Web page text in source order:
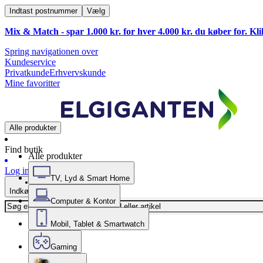
Indtast postnummer Vælg
Mix & Match - spar 1.000 kr. for hver 4.000 kr. du køber for.
Spring navigationen over
Kundeservice
PrivatkundeErhvervskunde
Mine favoritter
Alle produkter
Find butik
Log ind
Indkøbskurv
Alle produkter
TV, Lyd & Smart Home
Computer & Kontor
Mobil, Tablet & Smartwatch
Gaming